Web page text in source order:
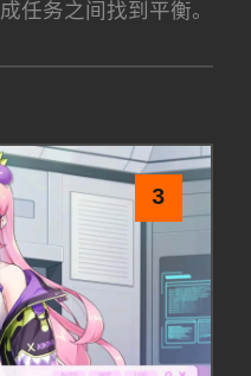
成任务之间找到平衡。
3